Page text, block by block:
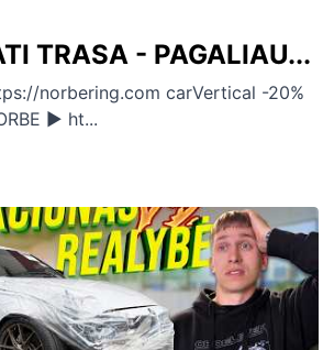
TRASA - PAGALIAU...
norbering.com carVertical -20%
► ht...